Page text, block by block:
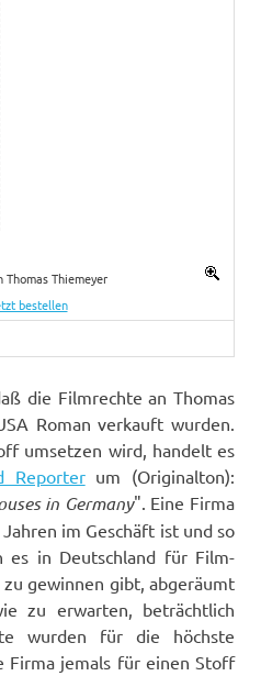
Thomas Thiemeyer
bestellen
die Filmrechte an Thomas
Roman verkauft wurden.
umsetzen wird, handelt es
Reporterum (Originalton):
in Germany". Eine Firma
im Geschäft ist und so
es in Deutschland für Film-
gewinnen gibt, abgeräumt
zu erwarten, beträchtlich
wurden für die höchste
Firma jemals für einen Stoff